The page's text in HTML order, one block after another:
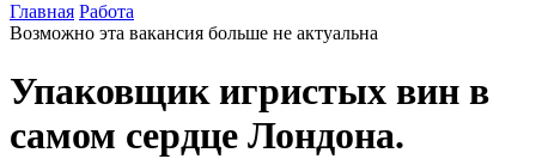
Главная Работа
Возможно эта вакансия больше не актуальна
Упаковщик игристых вин в
самом сердце Лондона.